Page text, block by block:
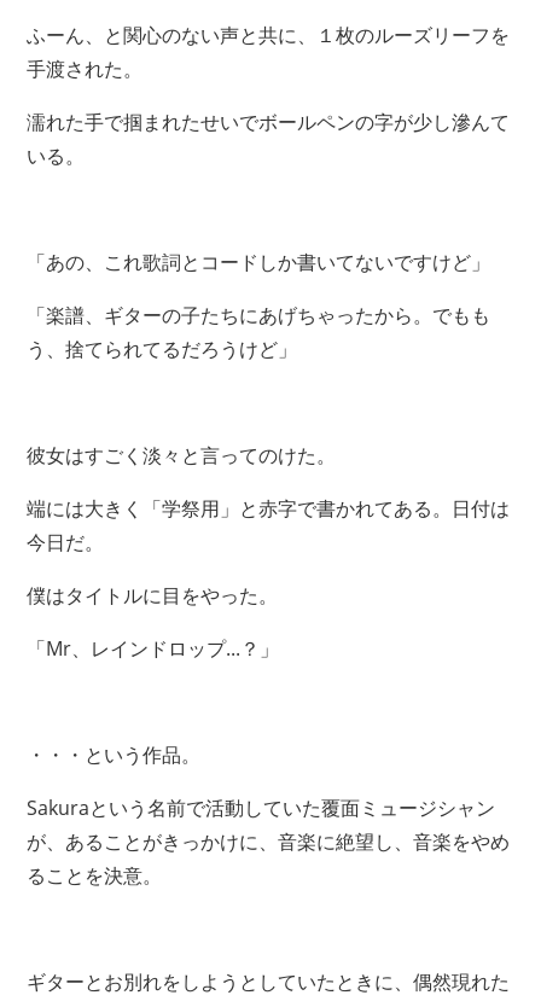
ふーん、と関心のない声と共に、１枚のルーズリーフを
手渡された。
濡れた手で掴まれたせいでボールペンの字が少し滲んて
いる。
「あの、これ歌詞とコードしか書いてないですけど」
「楽譜、ギターの子たちにあげちゃったから。でもも
う、捨てられてるだろうけど」
彼女はすごく淡々と言ってのけた。
端には大きく「学祭用」と赤字で書かれてある。日付は
今日だ。
僕はタイトルに目をやった。
「Mr、レインドロップ...？」
・・・という作品。
Sakuraという名前で活動していた覆面ミュージシャン
が、あることがきっかけに、音楽に絶望し、音楽をやめ
ることを決意。
ギターとお別れをしようとしていたときに、偶然現れた